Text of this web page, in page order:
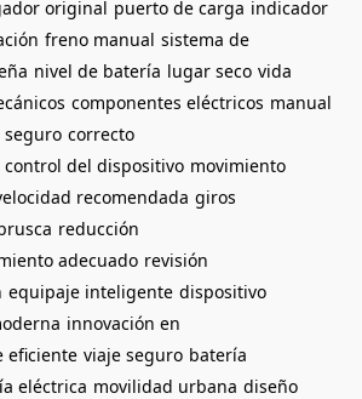
original puerto de carga indicador
freno manual sistema de
nivel de batería lugar seco vida
componentes eléctricos manual
correcto
control del dispositivo movimiento
recomendada giros
reducción
adecuado revisión
equipaje inteligente dispositivo
innovación en
eficiente viaje seguro batería
eléctrica movilidad urbana diseño